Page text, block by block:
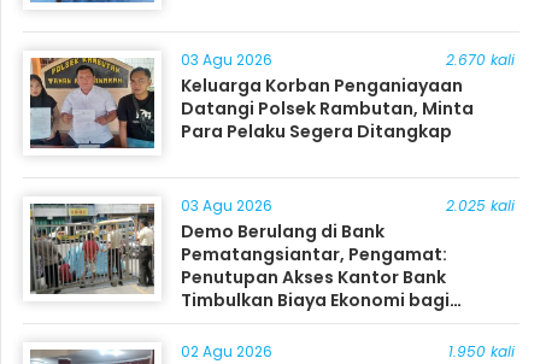
03 Agu 2026 2.670 kali
Keluarga Korban Penganiayaan
Datangi Polsek Rambutan, Minta
Para Pelaku Segera Ditangkap
03 Agu 2026 2.025 kali
Demo Berulang di Bank
Pematangsiantar, Pengamat:
Penutupan Akses Kantor Bank
Timbulkan Biaya Ekonomi bagi
Masyarakat
02 Agu 2026 1.950 kali